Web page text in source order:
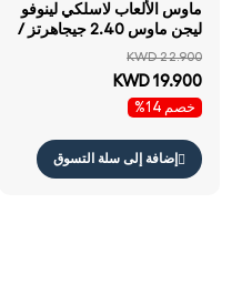
ماوس الألعاب لاسلكي لينوفو
ليجن ماوس 2.40 جيجاهرتز /
16000 نقطة في البوصة /KWD 22.900
KWD 19.900
خصم 14%
إضافة إلى سلة التسوق